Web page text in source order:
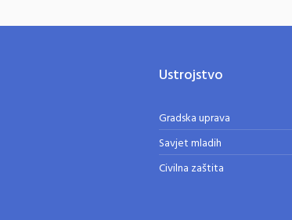
Ustrojstvo
Gradska uprava
Savjet mladih
Civilna zaštita